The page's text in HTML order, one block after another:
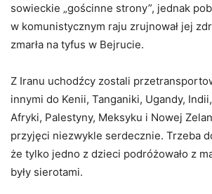
sowieckie „gościnne strony”, jednak
w komunistycznym raju zrujnował jej
zmarła na tyfus w Bejrucie.
Z Iranu uchodźcy zostali
innymi do Kenii, Tanganiki, Ugandy,
Afryki, Palestyny, Meksyku i Nowej
przyjęci niezwykle serdecznie. Trzeba
że tylko jedno z dzieci podróżowało z
były sierotami.